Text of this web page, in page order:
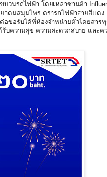
บวนรถไฟฟ้า โดยเหล่าซานต้า
าดมสมุนไพร ตรารถไฟฟ้าสายสีแดง
อขอรับได้ที่ห้องจำหน่ายตั๋วโดยสาร
รับความสุข ความสะดวกสบาย และค